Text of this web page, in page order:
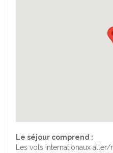
Le séjour comprend :
Les vols internationaux